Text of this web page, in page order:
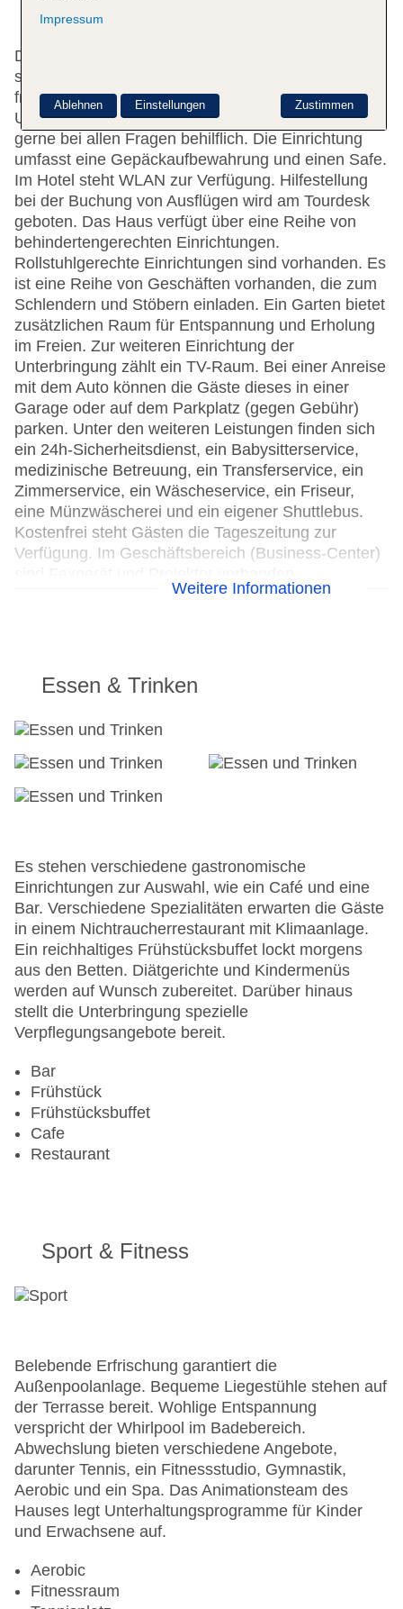
Die 278 Zimmer verteilen sich auf 11 Etagen und
sind über einen Aufzug erreichbar. Englisch- und
französischsprachiges Personal an der rund um die
Uhr besetzten Rezeption im Empfangsbereich ist
gerne bei allen Fragen behilflich. Die Einrichtung
umfasst eine Gepäckaufbewahrung und einen Safe.
Im Hotel steht WLAN zur Verfügung. Hilfestellung
bei der Buchung von Ausflügen wird am Tourdesk
geboten. Das Haus verfügt über eine Reihe von
behindertengerechten Einrichtungen.
Rollstuhlgerechte Einrichtungen sind vorhanden. Es
ist eine Reihe von Geschäften vorhanden, die zum
Schlendern und Stöbern einladen. Ein Garten bietet
zusätzlichen Raum für Entspannung und Erholung
im Freien. Zur weiteren Einrichtung der
Unterbringung zählt ein TV-Raum. Bei einer Anreise
mit dem Auto können die Gäste dieses in einer
Garage oder auf dem Parkplatz (gegen Gebühr)
parken. Unter den weiteren Leistungen finden sich
ein 24h-Sicherheitsdienst, ein Babysitterservice,
medizinische Betreuung, ein Transferservice, ein
Zimmerservice, ein Wäscheservice, ein Friseur,
eine Münzwäscherei und ein eigener Shuttlebus.
Kostenfrei steht Gästen die Tageszeitung zur
Verfügung. Im Geschäftsbereich (Business-Center)
Check-out bis: 12:00:00
Konferenzraum
Garten: ohne Gebühr
Hoteleröffnung: 1994
WLAN/WiFi im Hotel
Anzahl der Konferenzräume: 1
Anzahl der Aufzüge: 1
Haustiere
Zimmerservice
Sonnenterrasse
Gesamtanzahl der Stockwerke: 11
Gesamtanzahl der Zimmer: 278
Pools:Outdoor Pool, Liegen am Pool
Zahlungsarten: American Express, EC Maestro,
Landeskategorie: 4 Sterne
Weitere Informationen
Essen & Trinken
Es stehen verschiedene gastronomische
Einrichtungen zur Auswahl, wie ein Café und eine
Bar. Verschiedene Spezialitäten erwarten die Gäste
in einem Nichtraucherrestaurant mit Klimaanlage.
Ein reichhaltiges Frühstücksbuffet lockt morgens
aus den Betten. Diätgerichte und Kindermenüs
werden auf Wunsch zubereitet. Darüber hinaus
stellt die Unterbringung spezielle
Verpflegungsangebote bereit.
Bar
Frühstück
Frühstücksbuffet
Cafe
Restaurant
Sport & Fitness
Belebende Erfrischung garantiert die
Außenpoolanlage. Bequeme Liegestühle stehen auf
der Terrasse bereit. Wohlige Entspannung
verspricht der Whirlpool im Badebereich.
Abwechslung bieten verschiedene Angebote,
darunter Tennis, ein Fitnessstudio, Gymnastik,
Aerobic und ein Spa. Das Animationsteam des
Hauses legt Unterhaltungsprogramme für Kinder
und Erwachsene auf.
Aerobic
Fitnessraum
Impressum
Zustimmen
Ablehnen Einstellungen